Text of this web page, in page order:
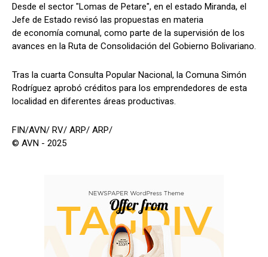
Desde el sector "Lomas de Petare", en el estado Miranda, el
Jefe de Estado revisó las propuestas en materia
de economía comunal, como parte de la supervisión de los
avances en la Ruta de Consolidación del Gobierno Bolivariano.
Tras la cuarta Consulta Popular Nacional, la Comuna Simón
Rodríguez aprobó créditos para los emprendedores de esta
localidad en diferentes áreas productivas.
FIN/AVN/ RV/ ARP/ ARP/
© AVN - 2025